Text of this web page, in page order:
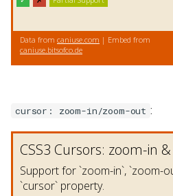
cursor: zoom-in/zoom-out :